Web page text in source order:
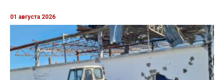
01 августа 2026